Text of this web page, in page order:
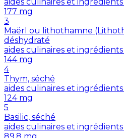
177 mg
3
Maërl ou lithothamne
déshydraté
aides culinaires et
144 mg
4
Thym, séché
aides culinaires et
124 mg
5
Basilic, séché
aides culinaires et